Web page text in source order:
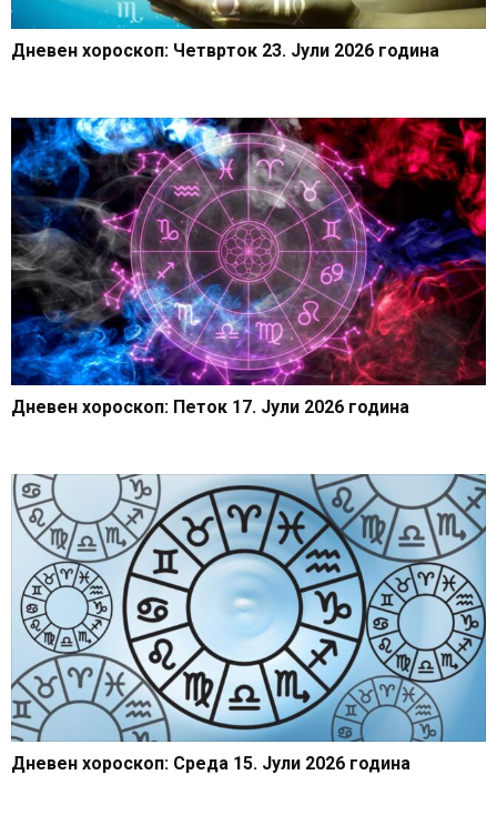
Дневен хороскоп: Четврток 23. Јули 2026 година
Дневен хороскоп: Петок 17. Јули 2026 година
Дневен хороскоп: Среда 15. Јули 2026 година